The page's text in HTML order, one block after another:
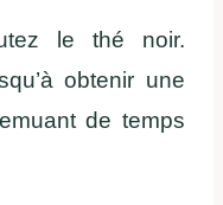
le thé noir.
obtenir une
de temps